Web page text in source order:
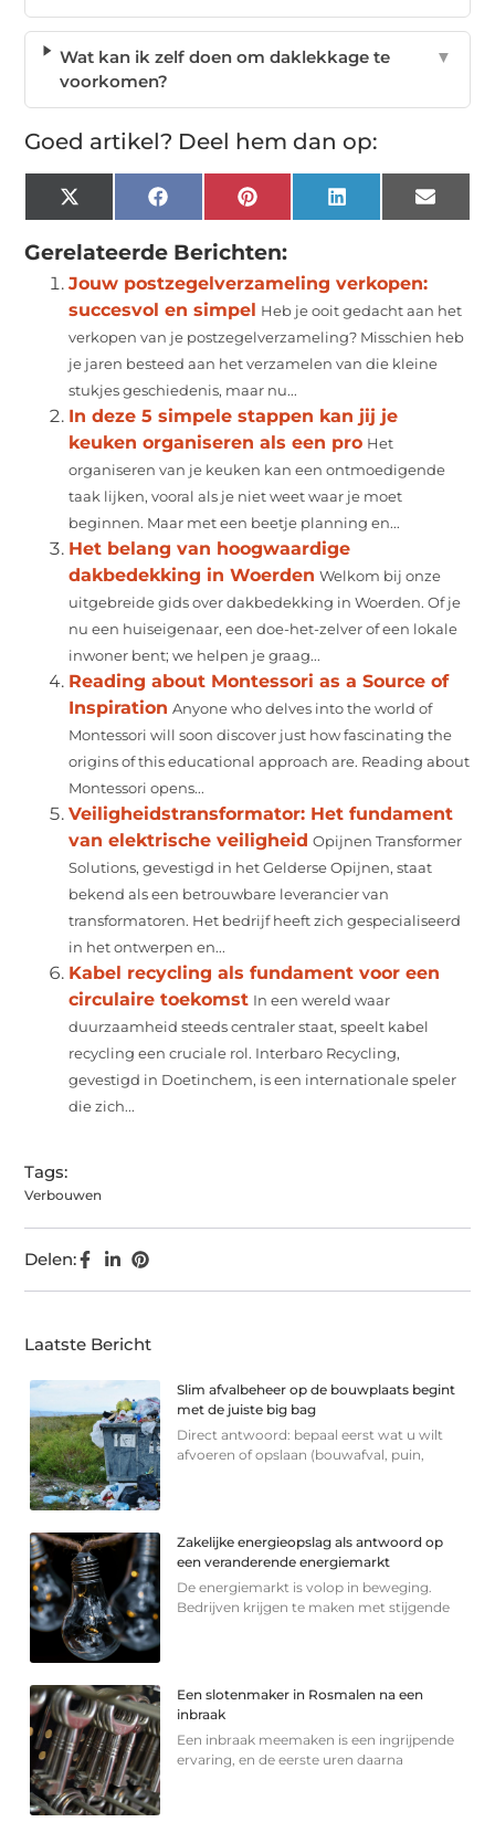
Wat kan ik zelf doen om daklekkage te
voorkomen?
▼
Goed artikel? Deel hem dan op:
X
(Twitter)
Facebook Pinterest LinkedIn Email
Gerelateerde Berichten:
Jouw postzegelverzameling verkopen:
succesvol en simpel Heb je ooit gedacht aan het
verkopen van je postzegelverzameling? Misschien heb
je jaren besteed aan het verzamelen van die kleine
stukjes geschiedenis, maar nu...
In deze 5 simpele stappen kan jij je
keuken organiseren als een pro Het
organiseren van je keuken kan een ontmoedigende
taak lijken, vooral als je niet weet waar je moet
beginnen. Maar met een beetje planning en...
Het belang van hoogwaardige
dakbedekking in Woerden Welkom bij onze
uitgebreide gids over dakbedekking in Woerden. Of je
nu een huiseigenaar, een doe-het-zelver of een lokale
inwoner bent; we helpen je graag...
Reading about Montessori as a Source of
Inspiration Anyone who delves into the world of
Montessori will soon discover just how fascinating the
origins of this educational approach are. Reading about
Montessori opens...
Veiligheidstransformator: Het fundament
van elektrische veiligheid Opijnen Transformer
Solutions, gevestigd in het Gelderse Opijnen, staat
bekend als een betrouwbare leverancier van
transformatoren. Het bedrijf heeft zich gespecialiseerd
in het ontwerpen en...
Kabel recycling als fundament voor een
circulaire toekomst In een wereld waar
duurzaamheid steeds centraler staat, speelt kabel
recycling een cruciale rol. Interbaro Recycling,
gevestigd in Doetinchem, is een internationale speler
die zich...
Tags:
Verbouwen
Delen:
Laatste Bericht
Slim afvalbeheer op de bouwplaats begint
met de juiste big bag
Direct antwoord: bepaal eerst wat u wilt
afvoeren of opslaan (bouwafval, puin,
Zakelijke energieopslag als antwoord op
een veranderende energiemarkt
De energiemarkt is volop in beweging.
Bedrijven krijgen te maken met stijgende
Een slotenmaker in Rosmalen na een
inbraak
Een inbraak meemaken is een ingrijpende
ervaring, en de eerste uren daarna